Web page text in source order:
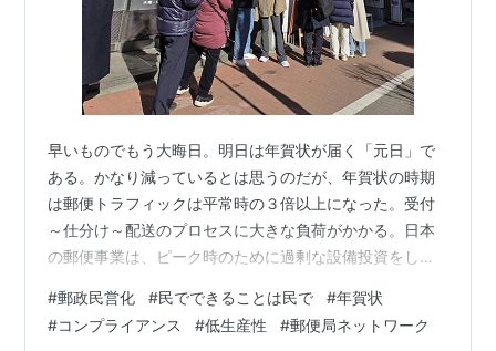
早いものでもう大晦日。明日は年賀状が届く「元日」で
ある。かなり減っているとは思うのだが、年賀状の時期
は郵便トラフィックは平常時の３倍以上になった。受付
～仕分け～配送のプロセスに大きな負荷がかかる。日本
の郵便事業は、ピーク時のために過剰な設備投資をして
バナンス体制が非常識で、小さな郵便局の非効率性は目
に余った。コンプライアンスなど欠片もなかった。 小泉
#郵政民営化 #民でできることは民で #年賀状
#コンプライアンス #低生産性 #郵便局ネットワーク